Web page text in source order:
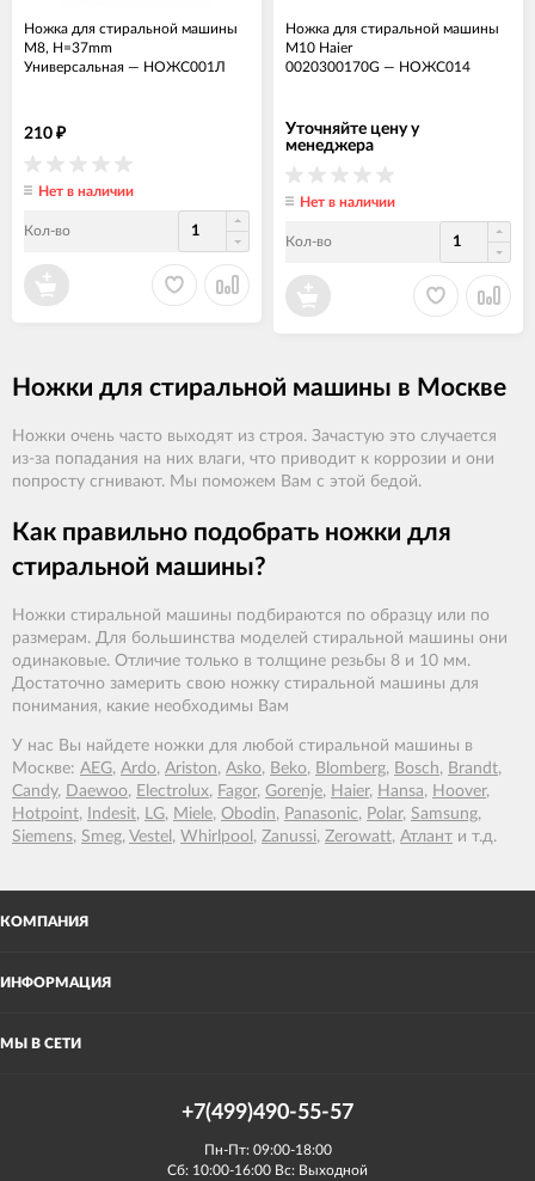
Ножка для стиральной машины
M8, H=37mm
Универсальная — НОЖС001Л
210 ₽
Нет в наличии
Кол-во
Ножка для стиральной машины
М10 Haier
0020300170G — НОЖС014
Уточняйте цену у
менеджера
Нет в наличии
Кол-во
Ножки для стиральной машины в Москве
Ножки очень часто выходят из строя. Зачастую это случается
из-за попадания на них влаги, что приводит к коррозии и они
попросту сгнивают. Мы поможем Вам с этой бедой.
Как правильно подобрать ножки для
стиральной машины?
Ножки стиральной машины подбираются по образцу или по
размерам. Для большинства моделей стиральной машины они
одинаковые. Отличие только в толщине резьбы 8 и 10 мм.
Достаточно замерить свою ножку стиральной машины для
понимания, какие необходимы Вам
У нас Вы найдете ножки для любой стиральной машины в
Москве: AEG, Ardo, Ariston, Asko, Beko, Blomberg, Bosch, Brandt,
Candy, Daewoo, Electrolux, Fagor, Gorenje, Haier, Hansa, Hoover,
Hotpoint, Indesit, LG, Miele, Obodin, Panasonic, Polar, Samsung,
Siemens, Smeg, Vestel , Whirlpool , Zanussi, Zerowatt, Атлант и т.д.
КОМПАНИЯ
ИНФОРМАЦИЯ
МЫ В СЕТИ
+7(499)490-55-57
Пн-Пт: 09:00-18:00
Сб: 10:00-16:00 Вс: Выходной